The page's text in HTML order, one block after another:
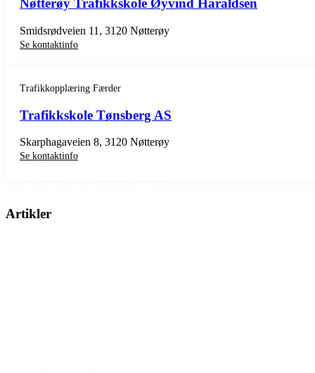
Nøtterøy Trafikkskole Øyvind Haraldsen
Smidsrødveien 11, 3120 Nøtterøy
Se kontaktinfo
Trafikkopplæring Færder
Trafikkskole Tønsberg AS
Skarphagaveien 8, 3120 Nøtterøy
Se kontaktinfo
Artikler